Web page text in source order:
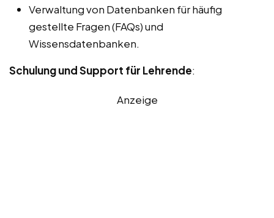
Verwaltung von Datenbanken für häufig
gestellte Fragen (FAQs) und
Wissensdatenbanken.
Schulung und Support für Lehrende:
Anzeige